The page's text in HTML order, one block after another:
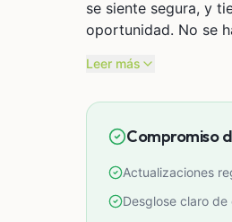
se siente segura, y
oportunidad. No se
Tras una primera
presión sobre su
no la recibe pronto,
🧾 ¿Qué necesita
Para poder operar
Leer más
Compromiso
Actualizaciones
Desglose claro